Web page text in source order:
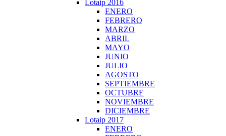
Lotaip 2016
ENERO
FEBRERO
MARZO
ABRIL
MAYO
JUNIO
JULIO
AGOSTO
SEPTIEMBRE
OCTUBRE
NOVIEMBRE
DICIEMBRE
Lotaip 2017
ENERO